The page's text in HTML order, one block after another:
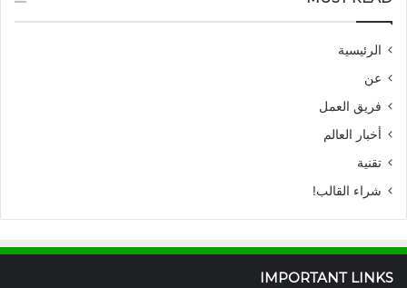
الرئيسية
عن
فريق العمل
أخبار العالم
تقنية
شراء القالب!
IMPORTANT LINKS